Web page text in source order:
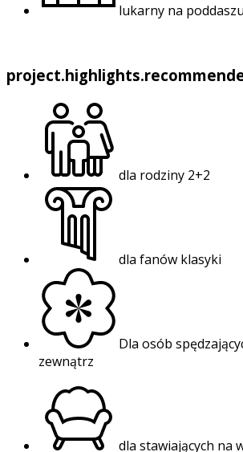
lukarny na poddaszu
dla rodziny 2+2
dla fanów klasyki
Dla osób
zewnątrz
dla stawiających na